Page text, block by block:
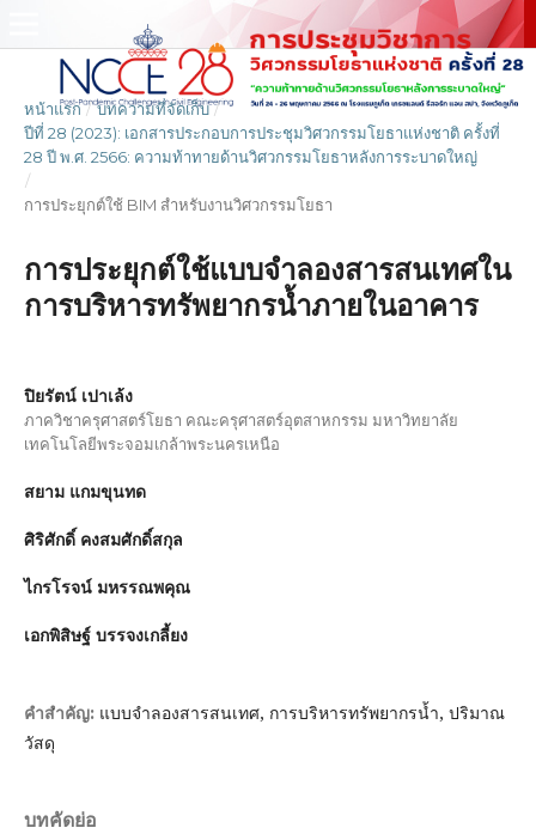
หน้าแรก / บทความที่จัดเก็บ /
ปีที่ 28 (2023): เอกสารประกอบการประชุมวิศวกรรมโยธาแห่งชาติ ครั้งที่
28 ปี พ.ศ. 2566: ความท้าทายด้านวิศวกรรมโยธาหลังการระบาดใหญ่
/
การประยุกต์ใช้ BIM สำหรับงานวิศวกรรมโยธา
การประยุกต์ใช้แบบจำลองสารสนเทศใน
การบริหารทรัพยากรน้ำภายในอาคาร
ปิยรัตน์ เปาเล้ง
ภาควิชาครุศาสตร์โยธา คณะครุศาสตร์อุตสาหกรรม มหาวิทยาลัย
เทคโนโลยีพระจอมเกล้าพระนครเหนือ
สยาม แกมขุนทด
ศิริศักดิ์ คงสมศักดิ์สกุล
ไกรโรจน์ มหรรณพคุณ
เอกพิสิษฐ์ บรรจงเกลี้ยง
คำสำคัญ: แบบจำลองสารสนเทศ, การบริหารทรัพยากรน้ำ, ปริมาณ
วัสดุ
บทคัดย่อ